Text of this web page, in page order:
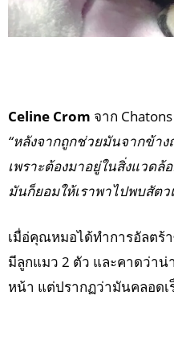
Celine Crom จาก
“หลังจากถูกช่วยมันจากข้า
เพราะต้องมาอยู่ในสิ่งแวด
มันก็ยอมให้เราพาไปพบสัตว
เมื่อ่คุณหมอได้ทำการอัลตร้
มีลูกแมว 2 ตัว และคาดว่าน่
หน้า แต่ปรากฏว่ามันคลอดเ